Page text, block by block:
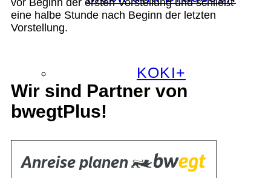
KOKI+
eine halbe Stunde nach Beginn der letzten
Vorstellung.
Wir sind Partner von
bwegtPlus!